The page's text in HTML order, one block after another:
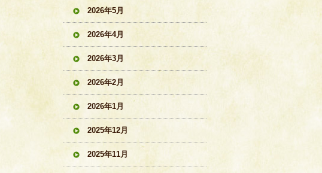
2026年5月
2026年4月
2026年3月
2026年2月
2026年1月
2025年12月
2025年11月